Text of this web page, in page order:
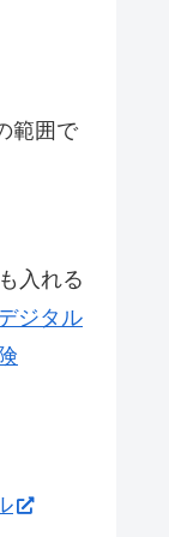
範囲で
入れる
ジタル